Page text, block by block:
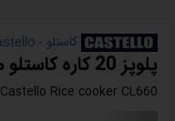
کاستلو - Castello
پلوپز 20 کاره کاستلو مدل CL660
Castello Rice cooker CL660